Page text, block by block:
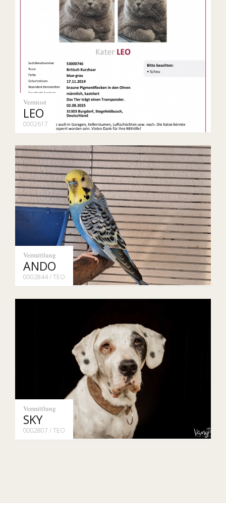
Vermisst
LEO
0002617
Vermittlung
ANDO
0002844 / TEO
Vermittlung
SKY
0002807 / TEO